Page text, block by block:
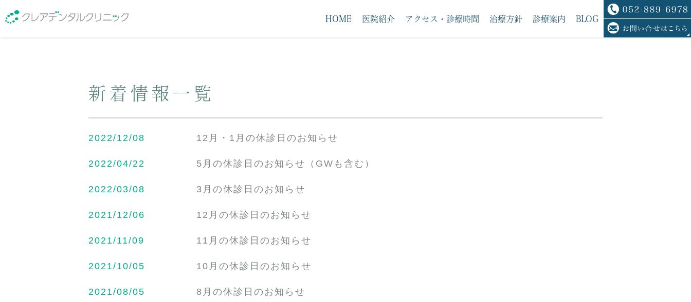
HOME 医院紹介
医院紹介 院長紹介
アクセス・診療時間 治療方針 診療案内 BLOG
新着情報一覧
2022/12/08 12月・1月の休診日のお知らせ
2022/04/22 5月の休診日のお知らせ（GWも含む）
2022/03/08 3月の休診日のお知らせ
2021/12/06 12月の休診日のお知らせ
2021/11/09 11月の休診日のお知らせ
2021/10/05 10月の休診日のお知らせ
2021/08/05 8月の休診日のお知らせ